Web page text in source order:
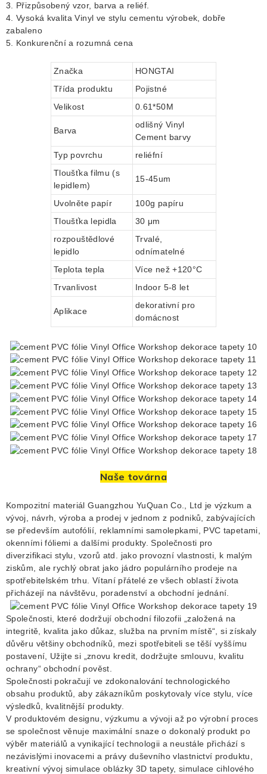
3. Přizpůsobený vzor, ​​barva a reliéf.
4. Vysoká kvalitaVinyl ve stylu cementu výrobek, dobře
zabaleno
5. Konkurenční a rozumná cena
Značka
HONGTAI
Třída produktu
Pojistné
Velikost
0.61*50M
Barva
odlišný Vinyl
Cement barvy
Typ povrchu
reliéfní
Tloušťka filmu (s
lepidlem)
15-45um
Uvolněte papír
100g papíru
Tloušťka lepidla
30 μm
rozpouštědlové
lepidlo
Trvalé,
odnímatelné
Teplota tepla
Více než +120°C
Trvanlivost
Indoor 5-8 let
Aplikace
dekorativní pro
domácnost
Naše továrna
Kompozitní materiál Guangzhou YuQuan Co., Ltd je výzkum a
vývoj, návrh, výroba a prodej v jednom z podniků, zabývajících
se především autofólií, reklamními samolepkami, PVC tapetami,
okenními fóliemi a dalšími produkty. Společnosti pro
diverzifikaci stylu, vzorů atd. jako provozní vlastnosti, k malým
ziskům, ale rychlý obrat jako jádro populárního prodeje na
spotřebitelském trhu. Vítaní přátelé ze všech oblastí života
přicházejí na návštěvu, poradenství a obchodní jednání.
Společnosti, které dodržují obchodní filozofii „založená na
integritě, kvalita jako důkaz, služba na prvním místě“, si získaly
důvěru většiny obchodníků, mezi spotřebiteli se těší vyššímu
postavení, Užijte si „znovu kredit, dodržujte smlouvu, kvalitu
ochrany“ obchodní pověst.
Společnosti pokračují ve zdokonalování technologického
obsahu produktů, aby zákazníkům poskytovaly více stylu, více
výsledků, kvalitnější produkty.
V produktovém designu, výzkumu a vývoji až po výrobní proces
se společnost věnuje maximální snaze o dokonalý produkt po
výběr materiálů a vynikající technologii a neustále přichází s
nezávislými inovacemi a právy duševního vlastnictví produktu,
kreativní vývoj simulace oblázky 3D tapety, simulace cihlového